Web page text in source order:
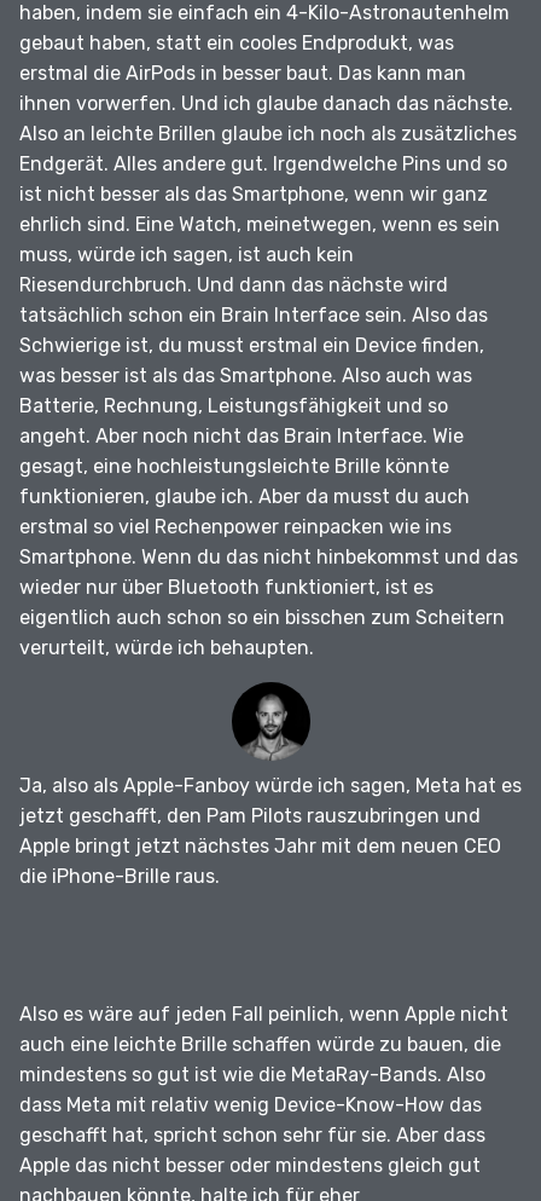
haben, indem sie einfach ein 4-Kilo-Astronautenhelm
gebaut haben, statt ein cooles Endprodukt, was
erstmal die AirPods in besser baut. Das kann man
ihnen vorwerfen. Und ich glaube danach das nächste.
Also an leichte Brillen glaube ich noch als zusätzliches
Endgerät. Alles andere gut. Irgendwelche Pins und so
ist nicht besser als das Smartphone, wenn wir ganz
ehrlich sind. Eine Watch, meinetwegen, wenn es sein
muss, würde ich sagen, ist auch kein
Riesendurchbruch. Und dann das nächste wird
tatsächlich schon ein Brain Interface sein. Also das
Schwierige ist, du musst erstmal ein Device finden,
was besser ist als das Smartphone. Also auch was
Batterie, Rechnung, Leistungsfähigkeit und so
angeht. Aber noch nicht das Brain Interface. Wie
gesagt, eine hochleistungsleichte Brille könnte
funktionieren, glaube ich. Aber da musst du auch
erstmal so viel Rechenpower reinpacken wie ins
Smartphone. Wenn du das nicht hinbekommst und das
wieder nur über Bluetooth funktioniert, ist es
eigentlich auch schon so ein bisschen zum Scheitern
verurteilt, würde ich behaupten.
Ja, also als Apple-Fanboy würde ich sagen, Meta hat es
jetzt geschafft, den Pam Pilots rauszubringen und
Apple bringt jetzt nächstes Jahr mit dem neuen CEO
die iPhone-Brille raus.
Also es wäre auf jeden Fall peinlich, wenn Apple nicht
auch eine leichte Brille schaffen würde zu bauen, die
mindestens so gut ist wie die MetaRay-Bands. Also
dass Meta mit relativ wenig Device-Know-How das
geschafft hat, spricht schon sehr für sie. Aber dass
Apple das nicht besser oder mindestens gleich gut
nachbauen könnte, halte ich für eher